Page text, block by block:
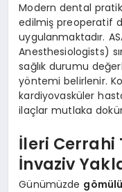
Modern dental
edilmiş preoperatif
uygulanmaktadır.
Anesthesiologists)
sağlık durumu
yöntemi belirlenir.
kardiyovasküler
ilaçlar mutlaka
İleri Cerrahi
İnvaziv
Günümüzde